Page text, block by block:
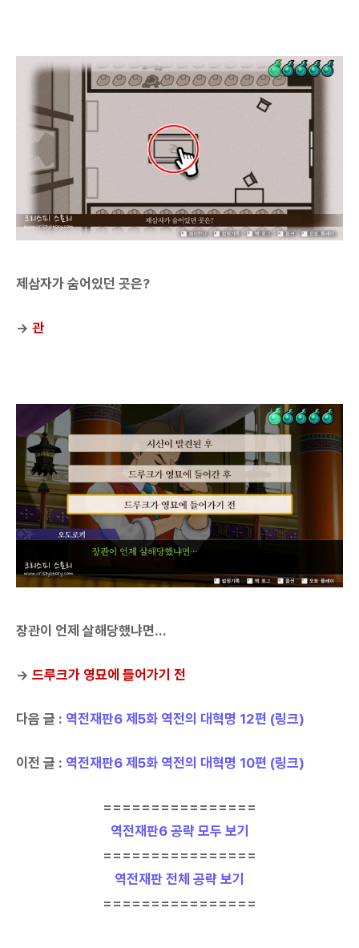
제삼자가 숨어있던 곳은?
→ 관
장관이 언제 살해당했냐면...
→ 드루크가 영묘에 들어가기 전
다음 글 : 역전재판6 제5화 역전의 대혁명 12편 (링크)
이전 글 : 역전재판6 제5화 역전의 대혁명 10편 (링크)
================
역전재판6 공략 모두 보기
================
역전재판 전체 공략 보기
================